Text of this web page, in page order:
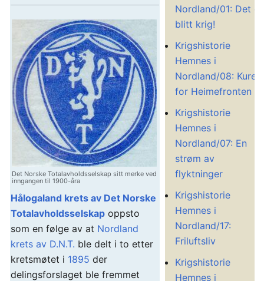
Det Norske Totalavholdsselskap sitt merke ved
inngangen til 1900-åra
Hålogaland krets av Det Norske
Totalavholdsselskap oppsto
som en følge av at Nordland
krets av D.N.T. ble delt i to etter
kretsmøtet i 1895 der
delingsforslaget ble fremmet
Nordland/01: Det er
blitt krig!
Krigshistorie
Hemnes i
Nordland/08: Kurer
for Heimefronten
Krigshistorie
Hemnes i
Nordland/07: En
strøm av
flyktninger
Krigshistorie
Hemnes i
Nordland/17:
Friluftsliv
Krigshistorie
Hemnes i